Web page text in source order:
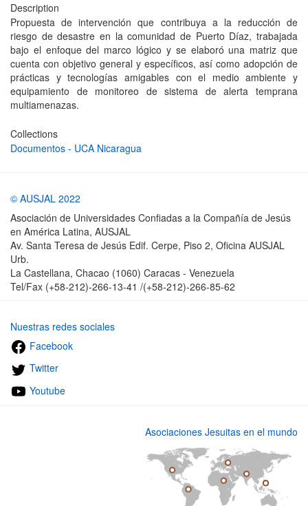
Description
Propuesta de intervención que contribuya a la reducción de
riesgo de desastre en la comunidad de Puerto Díaz, trabajada
bajo el enfoque del marco lógico y se elaboró una matriz que
cuenta con objetivo general y específicos, así como adopción de
prácticas y tecnologías amigables con el medio ambiente y
equipamiento de monitoreo de sistema de alerta temprana
multiamenazas.
Collections
Documentos - UCA Nicaragua
© AUSJAL 2022
Asociación de Universidades Confiadas a la Compañía de Jesús
en América Latina, AUSJAL
Av. Santa Teresa de Jesús Edif. Cerpe, Piso 2, Oficina AUSJAL
Urb.
La Castellana, Chacao (1060) Caracas - Venezuela
Tel/Fax (+58-212)-266-13-41 /(+58-212)-266-85-62
Nuestras redes sociales
Facebook
Twitter
Youtube
Asociaciones Jesuitas en el mundo